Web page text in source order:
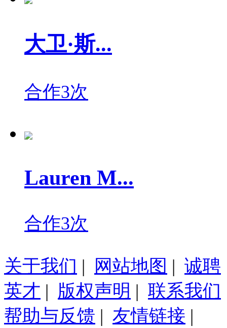
大卫·斯...
合作3次
Lauren M...
合作3次
关于我们 | 网站地图 | 诚聘
英才 | 版权声明 | 联系我们
帮助与反馈 | 友情链接 |